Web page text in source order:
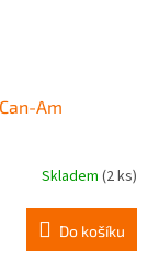
Am
Skladem (2 ks)
Do košíku